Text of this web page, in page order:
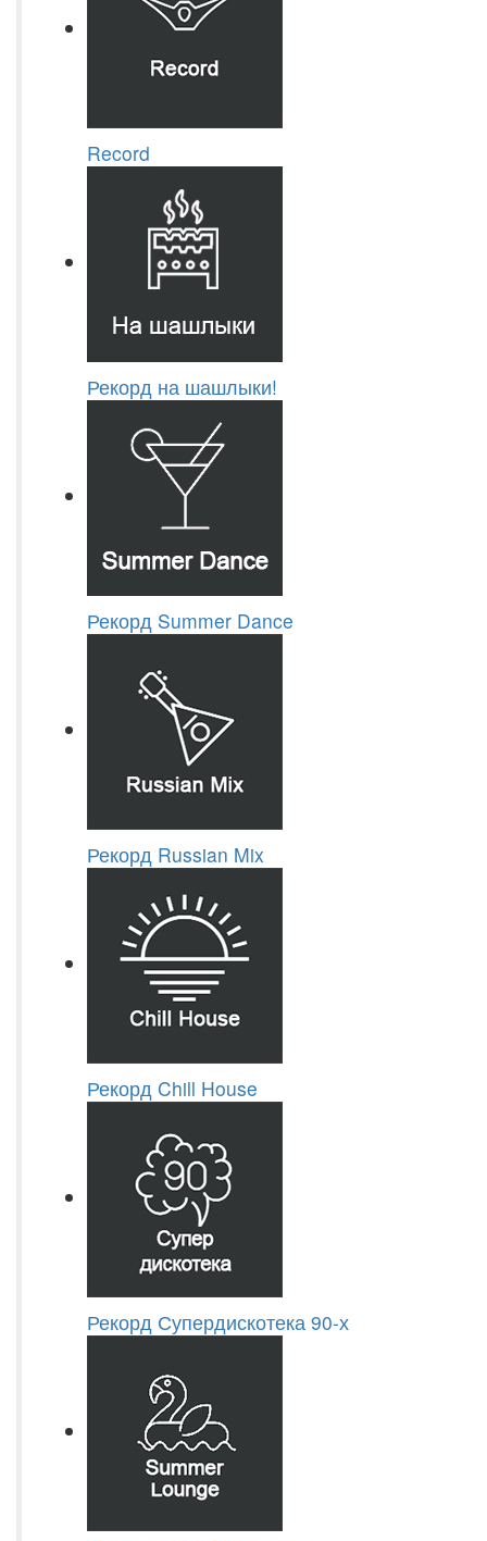
Record
Рекорд на шашлыки!
Рекорд Summer Dance
Рекорд Russian Mix
Рекорд Chill House
Рекорд Супердискотека 90-х